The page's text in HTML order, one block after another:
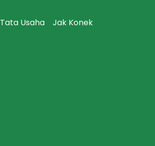
Tata Usaha Jak Konek